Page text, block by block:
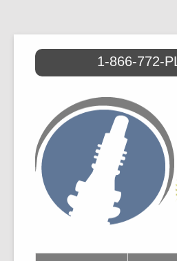
1-866-772-